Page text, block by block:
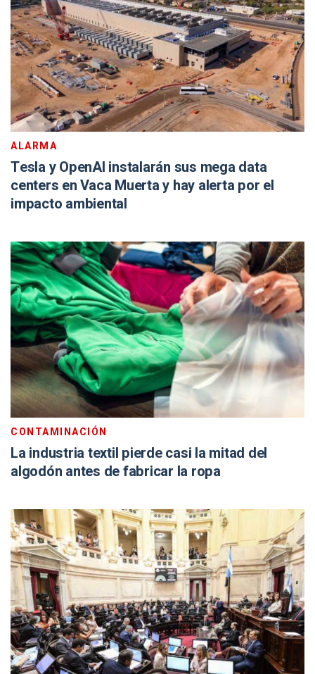
ALARMA
Tesla y OpenAI instalarán sus mega data
centers en Vaca Muerta y hay alerta por el
impacto ambiental
CONTAMINACIÓN
La industria textil pierde casi la mitad del
algodón antes de fabricar la ropa